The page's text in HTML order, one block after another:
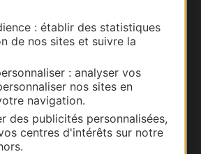
: établir des statistiques
de nos sites et suivre la
: analyser vos
nos sites en
navigation.
des publicités personnalisées,
centres d'intérêts sur notre
à notre lettre
nos suggestions de
sorties.